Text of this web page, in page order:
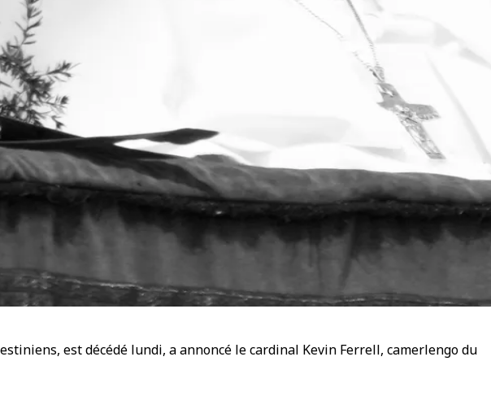
est décédé lundi, a annoncé le cardinal Kevin Ferrell, camerlengo du